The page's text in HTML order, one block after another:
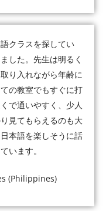
クラスを探してい
した。先生は明るく
り入れながら年齢に
の教室でもすぐに打
で通いやすく、少人
見てもらえるのも大
本語を楽しそうに話
います。
(Philippines)